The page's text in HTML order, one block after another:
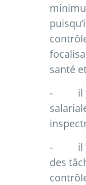
santé
-
il
-
il
des